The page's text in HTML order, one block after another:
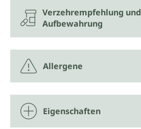
Verzehrempfehlung und
Aufbewahrung
Allergene
Eigenschaften